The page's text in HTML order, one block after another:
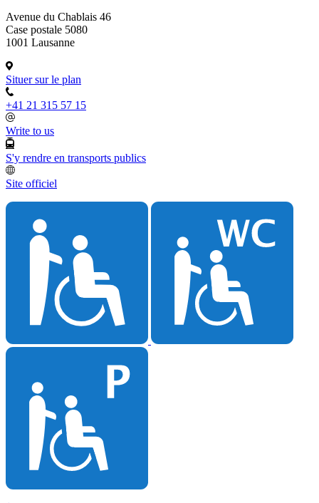
Avenue du Chablais 46
Case postale 5080
1001 Lausanne
Situer sur le plan
+41 21 315 57 15
Write to us
S'y rendre en transports publics
Site officiel